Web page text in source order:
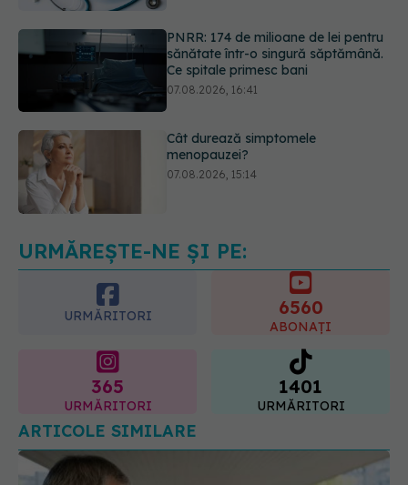
Cât durează simptomele
menopauzei?
EXCLUSIV Cancerele care pot fi
prevenite. Dr. Sorin Bogdan
URMĂREȘTE-NE ȘI PE:
URMĂRITORI 6560
ABONAȚI
365
URMĂRITORI
1401
URMĂRITORI
ARTICOLE SIMILARE